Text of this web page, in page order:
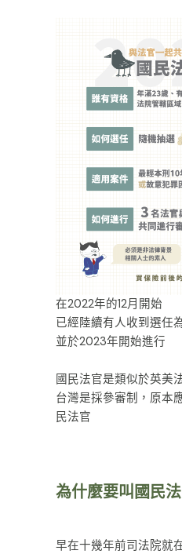
在2022年的12月開始
已經陸續有人收到選任
並於2023年開始進行
國民法官是類似於英美
台灣是採參審制，原本
民法官
為什麼要叫國民
早在十幾年前司法院就